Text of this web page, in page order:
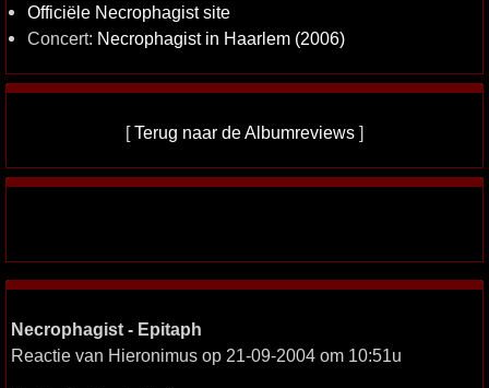
Officiële Necrophagist site
Concert: Necrophagist in Haarlem (2006)
[Terug naar de Albumreviews ]
Necrophagist - Epitaph
Reactie van Hieronimus op 21-09-2004 om 10:51u